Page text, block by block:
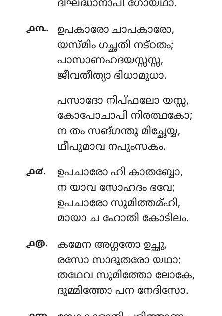
ദീഘദ്ധാനാപി ഗോയഥാ.
൧൩. ഉപകാരോ ചാപകാരോ,
യസ്മിം ഗച്ഛതി നട്ഠതം;
പാസാണഹദയസ്സസ്സ,
ജീവതീത്യാ ഭിധാമുധാ.
പസാദോ നിപ്ഫലോ യസ്സ,
കോപോചാപി നിരത്ഥകോ;
ന തം സങ്ഗന്തു മിച്ഛേയ്യ,
ഥീപുമാവ നപുംസകം.
൧൪. ഉപചാരോ ഹി കാതബ്ബോ,
ന യാവ സോഹദം ഭവേ;
ഉപചാരോ സുമിത്തമ്ഹി,
മായാ ച ഹോതി കോടിലം.
൧൫. കമേന അഗ്ഗതോ ഉച്ഛു,
രസോ സാദുതരോ യഥാ;
തഥേവ സുമിത്തോ ലോകേ,
ദുമ്മിത്തോ പന നേദിസോ.